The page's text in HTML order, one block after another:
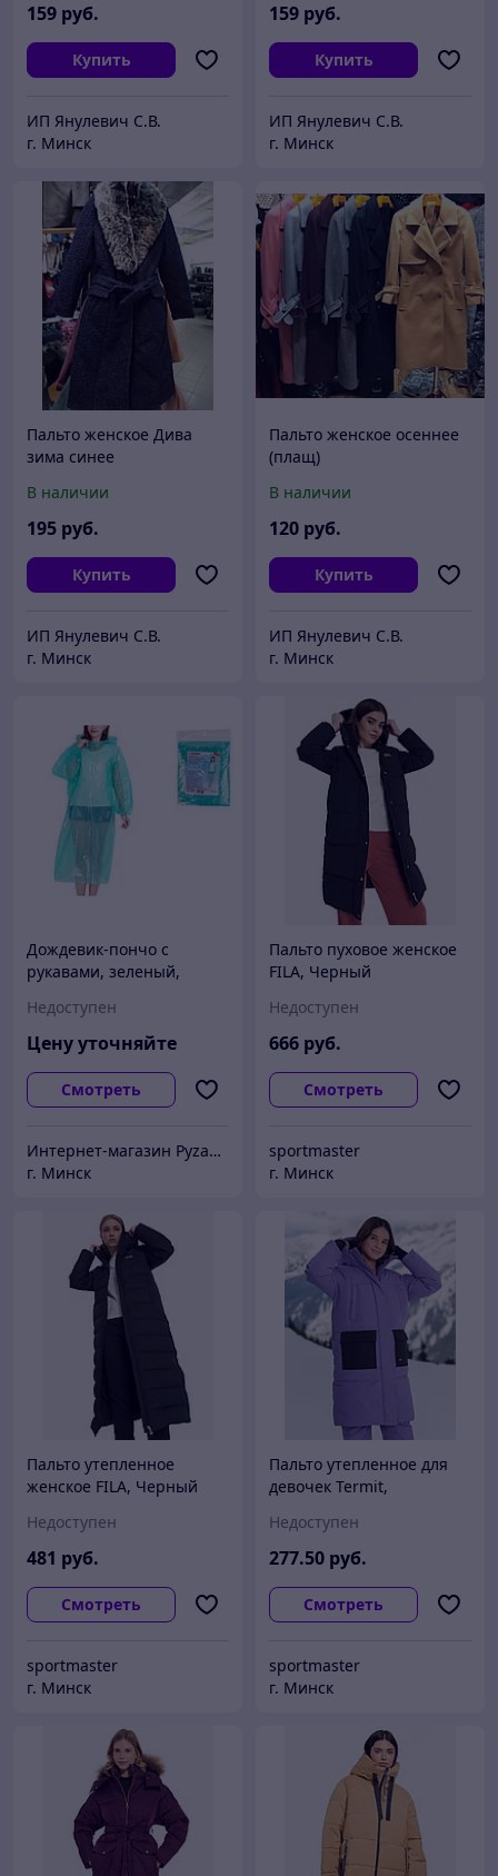
159 руб.
Купить
ИП Янулевич С.В.
г. Минск
159 руб.
Купить
ИП Янулевич С.В.
г. Минск
Пальто женское Дива
зима синее
В наличии
195 руб.
Купить
ИП Янулевич С.В.
г. Минск
Пальто женское осеннее
(плащ)
В наличии
120 руб.
Купить
ИП Янулевич С.В.
г. Минск
Дождевик-пончо c
рукавами, зеленый,
Недоступен
Цену уточняйте
Смотреть
Интернет-магазин Pyzan Товары для дома и семьи
г. Минск
Пальто пуховое женское
FILA, Черный
Недоступен
666 руб.
Смотреть
sportmaster
г. Минск
Пальто утепленное
женское FILA, Черный
Недоступен
481 руб.
Смотреть
sportmaster
г. Минск
Пальто утепленное для
девочек Termit,
Недоступен
277.50 руб.
Смотреть
sportmaster
г. Минск